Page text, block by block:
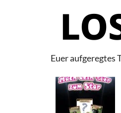
Euer aufgeregtes